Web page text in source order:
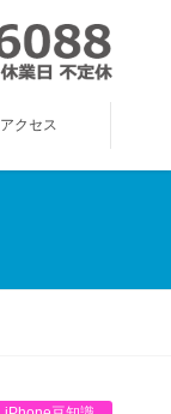
アクセス